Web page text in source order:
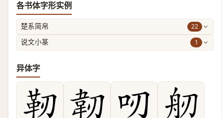
各书体字形实例
楚系简帛 22
说文小篆 1
异体字